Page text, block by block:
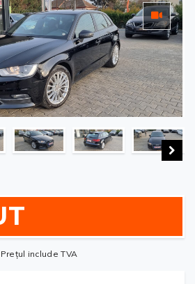
Prețul include TVA